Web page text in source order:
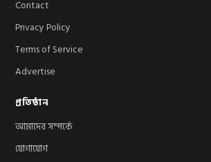
Contact
Privacy Policy
Terms of Service
Advertise
প্রতিষ্ঠান
আমাদের সম্পর্কে
যোগাযোগ